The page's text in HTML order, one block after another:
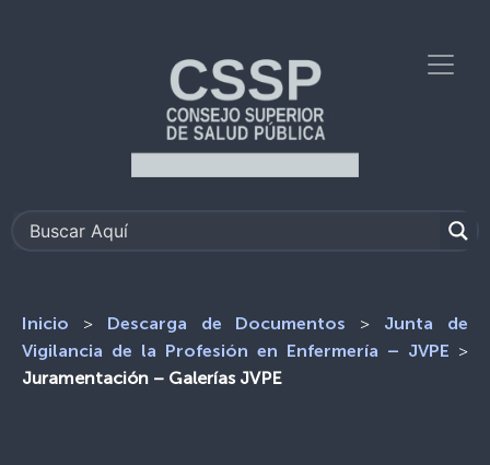
Inicio > Descarga de Documentos >
Junta de
Vigilancia de la Profesión en Enfermería – JVPE
>
Juramentación – Galerías JVPE